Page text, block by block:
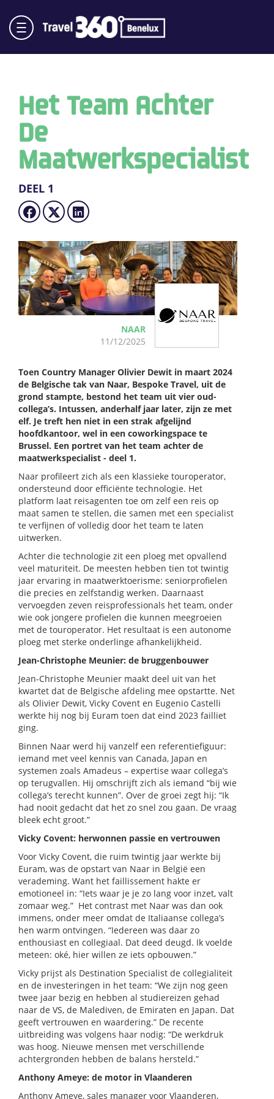
Het Team Achter
De
Maatwerkspecialist
DEEL 1
NAAR
11/12/2025
Toen Country Manager Olivier Dewit in maart 2024
de Belgische tak van Naar, Bespoke Travel, uit de
grond stampte, bestond het team uit vier oud-
collega’s. Intussen, anderhalf jaar later, zijn ze met
elf. Je treft hen niet in een strak afgelijnd
hoofdkantoor, wel in een coworkingspace te
Brussel. Een portret van het team achter de
maatwerkspecialist - deel 1.
Naar profileert zich als een klassieke touroperator,
ondersteund door efficiënte technologie. Het
platform laat reisagenten toe om zelf een reis op
maat samen te stellen, die samen met een specialist
te verfijnen of volledig door het team te laten
uitwerken.
Achter die technologie zit een ploeg met opvallend
veel maturiteit. De meesten hebben tien tot twintig
jaar ervaring in maatwerktoerisme: seniorprofielen
die precies en zelfstandig werken. Daarnaast
vervoegden zeven reisprofessionals het team, onder
wie ook jongere profielen die kunnen meegroeien
met de touroperator. Het resultaat is een autonome
ploeg met sterke onderlinge afhankelijkheid.
Jean-Christophe Meunier: de bruggenbouwer
Jean-Christophe Meunier maakt deel uit van het
kwartet dat de Belgische afdeling mee opstartte. Net
als Olivier Dewit, Vicky Covent en Eugenio Castelli
werkte hij nog bij Euram toen dat eind 2023 failliet
ging.
Binnen Naar werd hij vanzelf een referentiefiguur:
iemand met veel kennis van Canada, Japan en
systemen zoals Amadeus – expertise waar collega’s
op terugvallen. Hij omschrijft zich als iemand “bij wie
collega’s terecht kunnen”. Over de groei zegt hij: “Ik
had nooit gedacht dat het zo snel zou gaan. De vraag
bleek echt groot.”
Vicky Covent: herwonnen passie en vertrouwen
Voor Vicky Covent, die ruim twintig jaar werkte bij
Euram, was de opstart van Naar in België een
verademing. Want het faillissement hakte er
emotioneel in: “Iets waar je je zo lang voor inzet, valt
zomaar weg.” Het contrast met Naar was dan ook
immens, onder meer omdat de Italiaanse collega’s
hen warm ontvingen. “Iedereen was daar zo
enthousiast en collegiaal. Dat deed deugd. Ik voelde
meteen: oké, hier willen ze iets opbouwen.”
Vicky prijst als Destination Specialist de collegialiteit
en de investeringen in het team: “We zijn nog geen
twee jaar bezig en hebben al studiereizen gehad
naar de VS, de Malediven, de Emiraten en Japan. Dat
geeft vertrouwen en waardering.” De recente
uitbreiding was volgens haar nodig: “De werkdruk
was hoog. Nieuwe mensen met verschillende
achtergronden hebben de balans hersteld.”
Anthony Ameye: de motor in Vlaanderen
Anthony Ameye, sales manager voor Vlaanderen,